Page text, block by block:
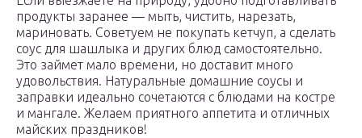
продукты заранее — мыть, чистить, нарезать,
мариновать. Советуем не покупать кетчуп, а сделать
соус для шашлыка и других блюд самостоятельно.
Это займет мало времени, но доставит много
удовольствия. Натуральные домашние соусы и
заправки идеально сочетаются с блюдами на костре
и мангале. Желаем приятного аппетита и отличных
майских праздников!